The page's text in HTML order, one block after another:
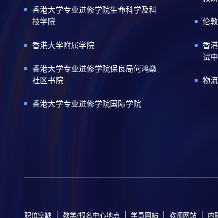
香港大学专业进修学院生命科学及科
技学院
香港大学附属学院
香港大学专业进修学院保良局何鸿燊
社区书院
香港大学专业进修学院国际学院
伦
香
试
物
职位空缺 教学/报名中心地点 学员网站 教师网站 内